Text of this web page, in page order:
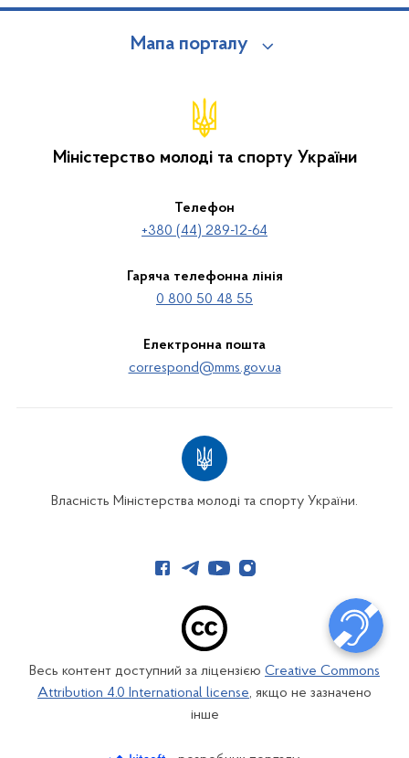
Мапа порталу
Міністерство молоді та спорту України
Телефон
+380 (44) 289-12-64
Гаряча телефонна лінія
0 800 50 48 55
Електронна пошта
correspond@mms.gov.ua
Власність Міністерства молоді та спорту України.
Весь контент доступний за ліцензією Creative Commons
Attribution 4.0 International license, якщо не зазначено
інше